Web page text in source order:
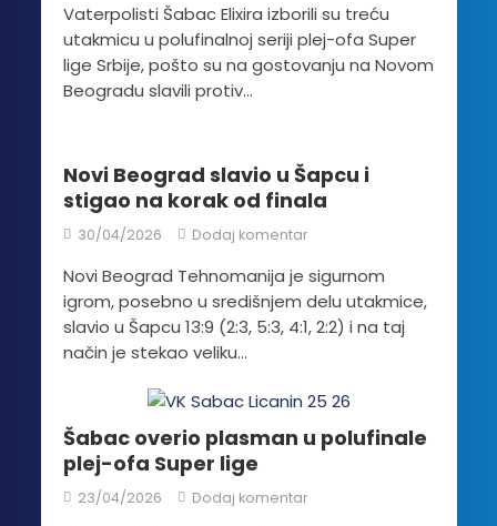
Vaterpolisti Šabac Elixira izborili su treću
utakmicu u polufinalnoj seriji plej-ofa Super
lige Srbije, pošto su na gostovanju na Novom
Beogradu slavili protiv...
Novi Beograd slavio u Šapcu i
stigao na korak od finala
30/04/2026 Dodaj komentar
Novi Beograd Tehnomanija je sigurnom
igrom, posebno u središnjem delu utakmice,
slavio u Šapcu 13:9 (2:3, 5:3, 4:1, 2:2) i na taj
način je stekao veliku...
Šabac overio plasman u polufinale
plej-ofa Super lige
23/04/2026 Dodaj komentar